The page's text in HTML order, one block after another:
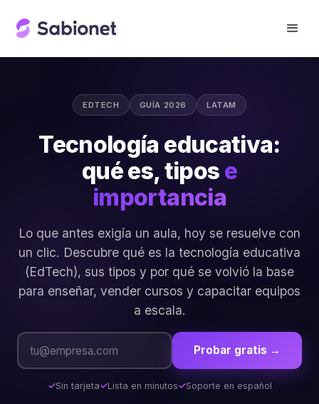
EDTECH GUÍA 2026 LATAM
Tecnología educativa:
qué es, tipos e
importancia
Lo que antes exigía un aula, hoy se resuelve con
un clic. Descubre qué es la tecnología educativa
(EdTech), sus tipos y por qué se volvió la base
para enseñar, vender cursos y capacitar equipos
a escala.
Probar gratis →
Sin tarjeta Lista en minutos Soporte en español